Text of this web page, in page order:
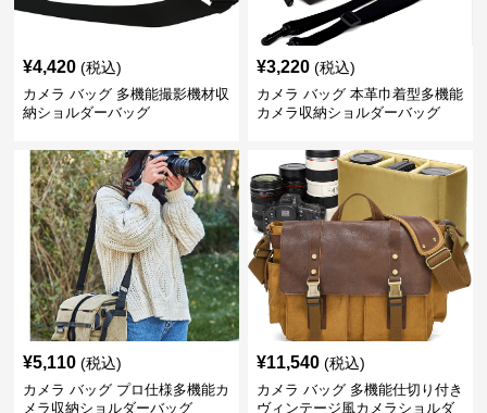
¥4,420 (税込)
カメラ バッグ 多機能撮影機材収
納ショルダーバッグ
¥3,220 (税込)
カメラ バッグ 本革巾着型多機能
カメラ収納ショルダーバッグ
¥5,110 (税込)
カメラ バッグ プロ仕様多機能カ
メラ収納ショルダーバッグ
¥11,540 (税込)
カメラ バッグ 多機能仕切り付き
ヴィンテージ風カメラショルダ